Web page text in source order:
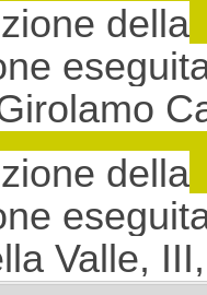
della
della
Valle,